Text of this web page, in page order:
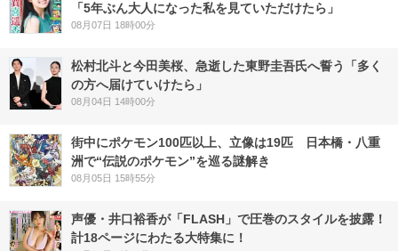
「5年ぶん大人になった私を見ていただけたら」
08月07日 18時00分
松村北斗と今田美桜、急逝した東野圭吾氏へ誓う「多く
の方へ届けていけたら」
08月04日 14時00分
街中にポケモン100匹以上、立像は19匹 日本橋・八重
洲で“伝説のポケモン”を巡る謎解き
08月05日 15時55分
声優・井口裕香が「FLASH」で圧巻のスタイルを披露！
計18ページにわたる大特集に！